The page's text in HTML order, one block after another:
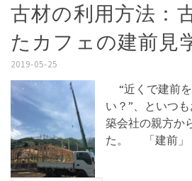
古材の利用方法：
たカフェの建前見
2019-05-25
“近くで建前
い？”、といつ
築会社の親方か
た。 「建前」